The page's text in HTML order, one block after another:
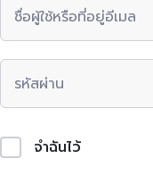
จำฉันไว้